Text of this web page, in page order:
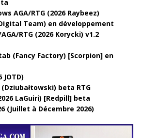
AGA/RTG (2026 Raybeez)
Team) en développement
AGA/RTG (2026 Korycki) v1.2
(Fancy Factory) [Scorpion] en
JOTD)
(Dziubałtowski) beta RTG
LaGuiri) [Redpill] beta
(Juillet à Décembre 2026)